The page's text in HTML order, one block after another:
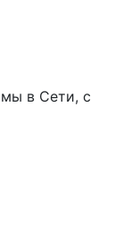
в Сети, с